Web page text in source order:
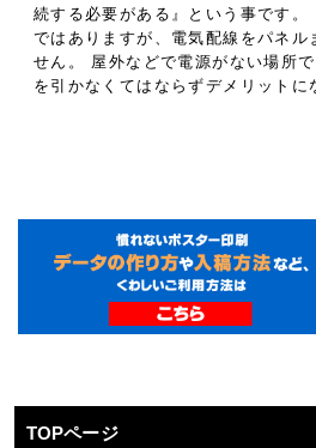
続する必要がある』という事です。
ではありますが、電気配線をパネル
せん。 屋外などで電源がない場所
を引かなくてはならずデメリットに
TOPページ